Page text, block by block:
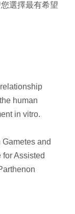
選擇最有希望
human
in vitro.
and
Assisted